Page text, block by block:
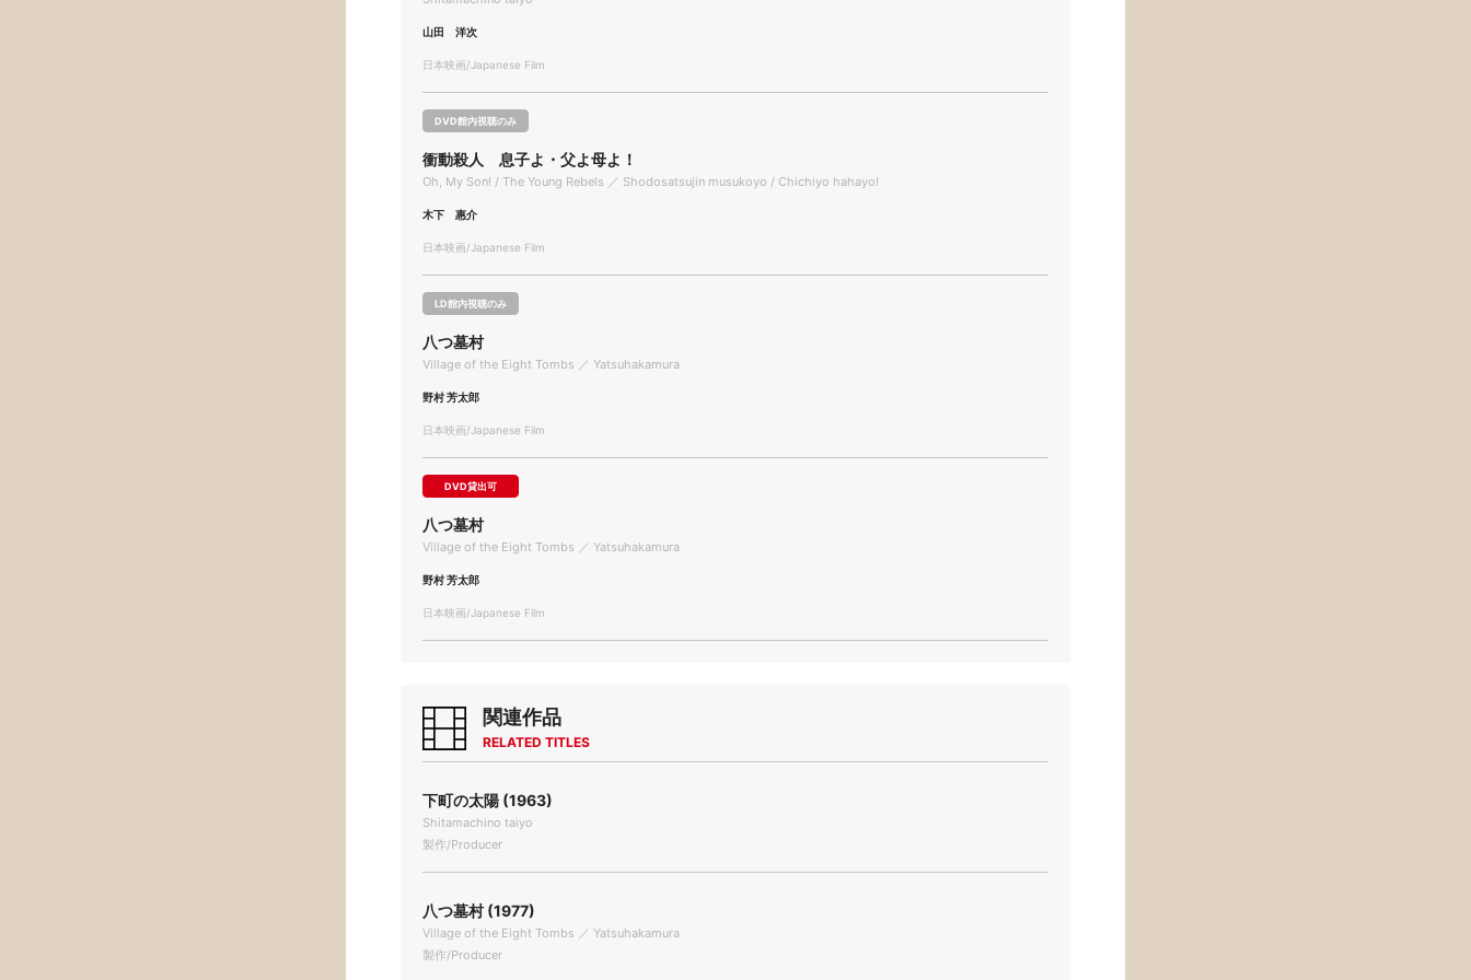
山田 洋次
日本映画/Japanese Film
DVD館内視聴のみ
衝動殺人 息子よ・父よ母よ！
Oh, My Son! / The Young Rebels ／ Shodosatsujin musukoyo / Chichiyo hahayo!
木下 惠介
日本映画/Japanese Film
LD館内視聴のみ
八つ墓村
Village of the Eight Tombs ／ Yatsuhakamura
野村 芳太郎
日本映画/Japanese Film
DVD貸出可
八つ墓村
Village of the Eight Tombs ／ Yatsuhakamura
野村 芳太郎
日本映画/Japanese Film
関連作品
RELATED TITLES
下町の太陽 (1963)
Shitamachino taiyo
製作/Producer
八つ墓村 (1977)
Village of the Eight Tombs ／ Yatsuhakamura
製作/Producer